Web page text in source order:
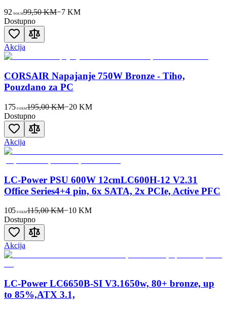
92 90KM99,50 KM−7KM
Dostupno
Akcija
CORSAIR Napajanje 750W Bronze - Tiho,
Pouzdano za PC
175 00KM195,00 KM−20 KM
Dostupno
Akcija
LC-Power PSU 600W 12cmLC600H-12 V2.31
Office Series4+4 pin, 6x SATA, 2x PCIe, Active PFC
105 00KM115,00 KM−10 KM
Dostupno
Akcija
LC-Power LC6650B-SI V3.1650w, 80+ bronze, up
to 85%,ATX 3.1,